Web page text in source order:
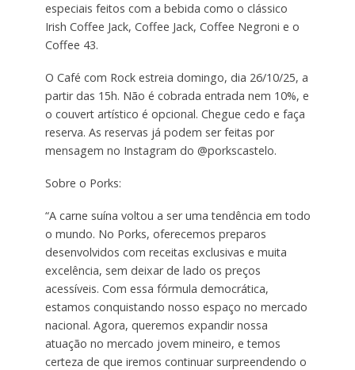
especiais feitos com a bebida como o clássico
Irish Coffee Jack, Coffee Jack, Coffee Negroni e o
Coffee 43.
O Café com Rock estreia domingo, dia 26/10/25, a
partir das 15h. Não é cobrada entrada nem 10%, e
o couvert artístico é opcional. Chegue cedo e faça
reserva. As reservas já podem ser feitas por
mensagem no Instagram do @porkscastelo.
Sobre o Porks:
“A carne suína voltou a ser uma tendência em todo
o mundo. No Porks, oferecemos preparos
desenvolvidos com receitas exclusivas e muita
excelência, sem deixar de lado os preços
acessíveis. Com essa fórmula democrática,
estamos conquistando nosso espaço no mercado
nacional. Agora, queremos expandir nossa
atuação no mercado jovem mineiro, e temos
certeza de que iremos continuar surpreendendo o